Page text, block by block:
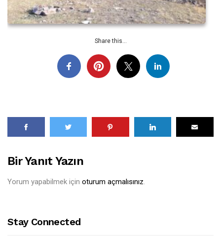
Share this...
Bir Yanıt Yazın
Yorum yapabilmek için oturum açmalısınız.
Stay Connected